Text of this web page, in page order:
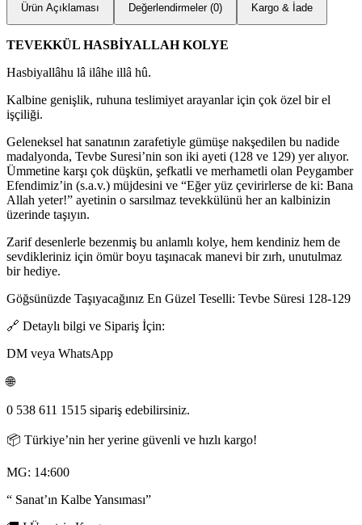
Ürün Açıklaması Değerlendirmeler (0) Kargo & İade
TEVEKKÜL HASBİYALLAH KOLYE
Hasbiyallâhu lâ ilâhe illâ hû.
Kalbine genişlik, ruhuna teslimiyet arayanlar için çok özel bir el
işçiliği.
Geleneksel hat sanatının zarafetiyle gümüşe nakşedilen bu nadide
madalyonda, Tevbe Suresi’nin son iki ayeti (128 ve 129) yer alıyor.
Ümmetine karşı çok düşkün, şefkatli ve merhametli olan Peygamber
Efendimiz’in (s.a.v.) müjdesini ve “Eğer yüz çevirirlerse de ki: Bana
Allah yeter!” ayetinin o sarsılmaz tevekkülünü her an kalbinizin
üzerinde taşıyın.
Zarif desenlerle bezenmiş bu anlamlı kolye, hem kendiniz hem de
sevdikleriniz için ömür boyu taşınacak manevi bir zırh, unutulmaz
bir hediye.
Göğsünüzde Taşıyacağınız En Güzel Teselli: Tevbe Süresi 128-129
🔗 Detaylı bilgi ve Sipariş İçin:
DM veya WhatsApp
🌐
0 538 611 1515 sipariş edebilirsiniz.
📦 Türkiye’nin her yerine güvenli ve hızlı kargo!
MG: 14:600
“ Sanat’ın Kalbe Yansıması”